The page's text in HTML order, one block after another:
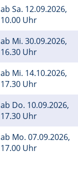
ab Sa. 12.09.2026,
10.00 Uhr
ab Mi. 30.09.2026,
16.30 Uhr
ab Mi. 14.10.2026,
17.30 Uhr
ab Do. 10.09.2026,
17.30 Uhr
ab Mo. 07.09.2026,
17.00 Uhr